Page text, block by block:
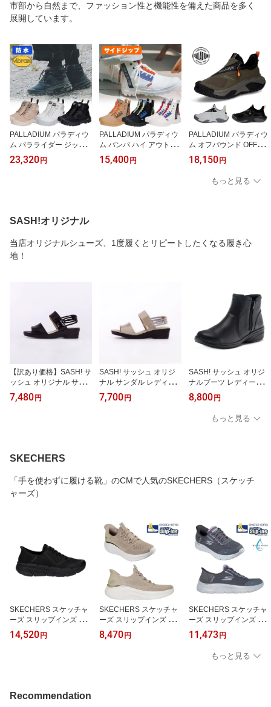
市部から自然まで、ファッション性と機能性を備えた商品を多く
展開しています。
PALLADIUM パラディウ
ム パラライダー ジップ
ウォータープルーフ PAL
LARIDER ZIP WPA ユニ
23,320 円
PALLADIUM パラディウ
ム パンパ ハイ アウトジ
ップ オーバーラボ PAMP
A HI OVERLAB 2 ユニセ
15,400 円
PALLADIUM パラディウ
ム オフバウンド OFFBO
UND WP+ ZIP メンズ レ
ディース スニーカー 744
18,150 円
もっと見る
SASH!オリジナル
当店オリジナルシューズ、1度履くとリピートしたくなる履き心
地！
【訳あり価格】SASH! サ
ッシュ オリジナル サン
ダル レディース 幅広 3E
本革 やわらかい 履きや
7,480 円
SASH! サッシュ オリジ
ナル サンダル レディー
ス 幅広 3E 本革 やわらか
い 履きやすい DMI3502
7,700 円
SASH! サッシュ オリジ
ナルブーツ レディース
ショートブーツ サイドジ
ップ 日本製 3E 本革 773
8,800 円
もっと見る
SKECHERS
「手を使わずに履ける靴」のCMで人気のSKECHERS（スケッチ
ャーズ）
SKECHERS スケッチャ
ーズ スリップインズ マ
ックス クッショニング M
AX CUSHIONING PREM
14,520 円
SKECHERS スケッチャ
ーズ スリップインズ ボ
ブス スポート B ラブト
ゥルー デライト レディ
8,470 円
SKECHERS スケッチャ
ーズ スリップインズ ゴ
ーウォーク フレックス
クリア クリーク GO WA
LK FLEX-CLEAR CREE
K レディース キッズ ス
11,473 円
もっと見る
Recommendation